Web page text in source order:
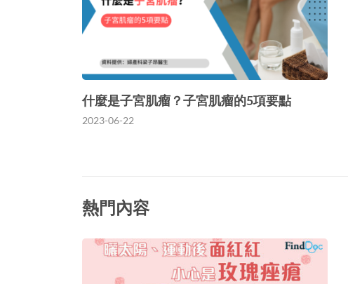
什麼是子宮肌瘤？子宮肌瘤的5項要點
2023-06-22
熱門內容